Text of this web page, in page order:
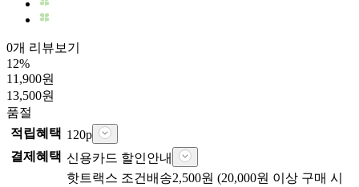
0개 리뷰보기
12%
11,900원
13,500원
품절
적립혜택 120p
결제혜택 신용카드 할인안내
핫트랙스 조건배송2,500원 (20,000원 이상 구매 시